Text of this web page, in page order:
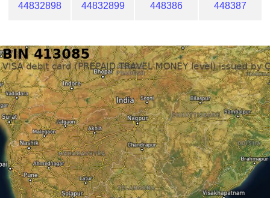
44832898 44832899 448386 448387